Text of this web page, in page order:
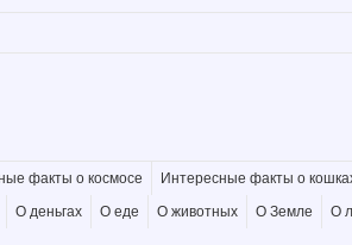
факты о космосе Интересные факты о
О деньгах О еде О животных О Земле О